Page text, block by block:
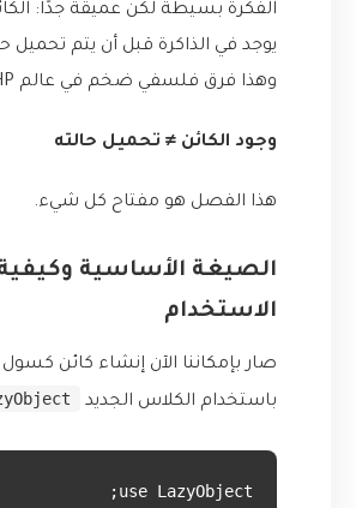
الفكرة بسيطة لكن عميقة جدًا:
يوجد في الذاكرة قبل أن يتم تحميل
وهذا فرق فلسفي ضخم في عالم PHP.
وجود الكائن ≠ تحميل حالته
هذا الفصل هو مفتاح كل شيء.
الصيغة الأساسية
الاستخدام
صار بإمكاننا الآن إنشاء كائن
باستخدام الكلاس الجديد